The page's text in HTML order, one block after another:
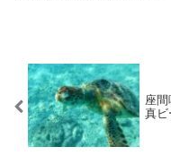
座
真ビ